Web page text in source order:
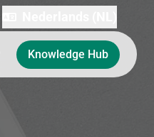
Knowledge Hub